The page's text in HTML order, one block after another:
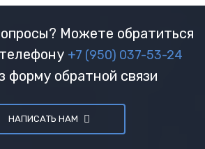
Можете обратиться
+7 (950) 037-53-24
форму обратной связи
НАПИСАТЬ НАМ